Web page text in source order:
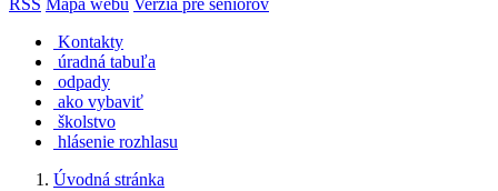
RSS Mapa webu Verzia pre seniorov
Kontakty
úradná tabuľa
odpady
ako vybaviť
školstvo
hlásenie rozhlasu
Úvodná stránka